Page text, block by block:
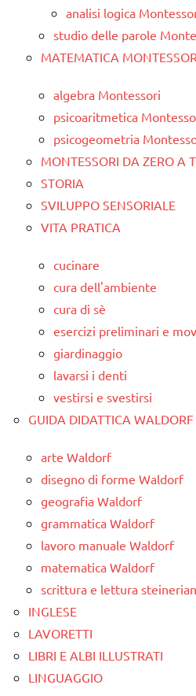
analisi logica
studio delle parole
MATEMATICA
algebra Montessori
psicoaritmetica
psicogeometria
MONTESSORI DA ZERO A
STORIA
SVILUPPO SENSORIALE
VITA PRATICA
cucinare
cura dell'ambiente
cura di sè
esercizi preliminari e
giardinaggio
lavarsi i denti
vestirsi e svestirsi
GUIDA DIDATTICA WALDORF
arte Waldorf
disegno di forme Waldorf
geografia Waldorf
grammatica Waldorf
lavoro manuale Waldorf
matematica Waldorf
scrittura e lettura
INGLESE
LAVORETTI
LIBRI E ALBI ILLUSTRATI
LINGUAGGIO